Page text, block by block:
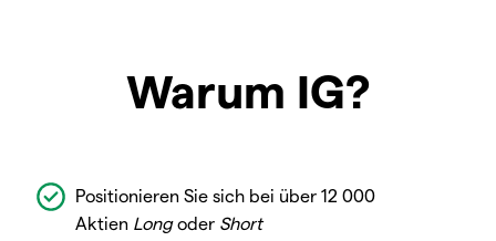
Warum IG?
Positionieren Sie sich bei über 12 000
Aktien Longoder Short